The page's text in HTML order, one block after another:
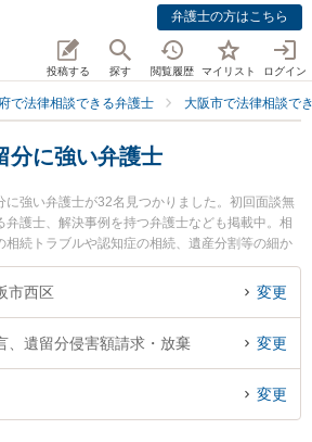
弁護士の方はこちら
投稿する 探す 閲覧履歴 マイリスト ログイン
で法律相談できる弁護士 大阪市で法律相談で
分に強い弁護士
に強い弁護士が32名見つかりました。初回面談無
護士、解決事例を持つ弁護士なども掲載中。相
相続トラブルや認知症の相続、遺産分割等の細か
き便利です。特に土佐堀通り法律事務所の權野 裕
アクル）の中原 圭介弁護士、弁護士法人勝浦総
相談したい』『遺留分のトラブル解決の実績豊富
』『初回相談無料で遺留分を法律相談できる大阪
したい』などでお困りの相談者さんにおすすめで
市西区 変更
、遺留分侵害額請求・放棄 変更
変更